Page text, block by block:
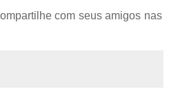
com seus amigos nas